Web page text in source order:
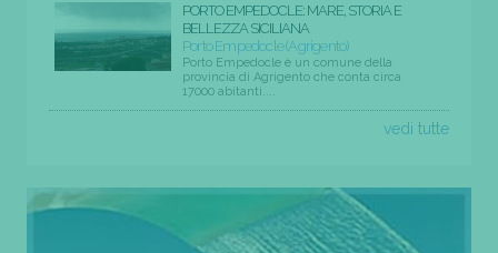
PORTO EMPEDOCLE: MARE, STORIA E
BELLEZZA SICILIANA
Porto Empedocle (Agrigento)
Porto Empedocle è un comune della
provincia di Agrigento che conta circa
17000 abitanti....
vedi tutte